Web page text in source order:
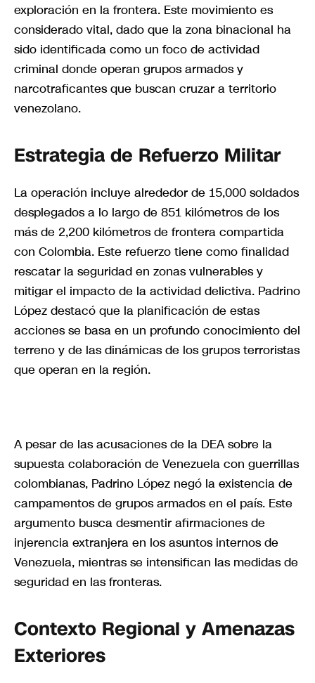
exploración en la frontera. Este movimiento es
considerado vital, dado que la zona binacional ha
sido identificada como un foco de actividad
criminal donde operan grupos armados y
narcotraficantes que buscan cruzar a territorio
venezolano.
Estrategia de Refuerzo Militar
La operación incluye alrededor de 15,000 soldados
desplegados a lo largo de 851 kilómetros de los
más de 2,200 kilómetros de frontera compartida
con Colombia. Este refuerzo tiene como finalidad
rescatar la seguridad en zonas vulnerables y
mitigar el impacto de la actividad delictiva. Padrino
López destacó que la planificación de estas
acciones se basa en un profundo conocimiento del
terreno y de las dinámicas de los grupos terroristas
que operan en la región.
A pesar de las acusaciones de la DEA sobre la
supuesta colaboración de Venezuela con guerrillas
colombianas, Padrino López negó la existencia de
campamentos de grupos armados en el país. Este
argumento busca desmentir afirmaciones de
injerencia extranjera en los asuntos internos de
Venezuela, mientras se intensifican las medidas de
seguridad en las fronteras.
Contexto Regional y Amenazas
Exteriores